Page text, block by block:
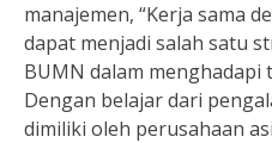
manajemen, “Kerja sama
dapat menjadi salah satu
BUMN dalam
Dengan belajar dari
dimiliki oleh perusahaan